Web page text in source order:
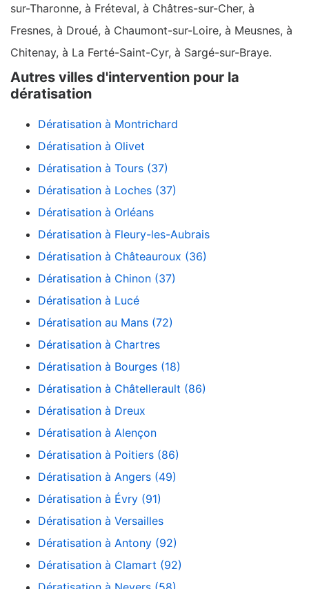
sur-Tharonne, à Fréteval, à Châtres-sur-Cher, à
Fresnes, à Droué, à Chaumont-sur-Loire, à Meusnes, à
Chitenay, à La Ferté-Saint-Cyr, à Sargé-sur-Braye.
Autres villes d'intervention pour la
dératisation
Dératisation à Montrichard
Dératisation à Olivet
Dératisation à Tours (37)
Dératisation à Loches (37)
Dératisation à Orléans
Dératisation à Fleury-les-Aubrais
Dératisation à Châteauroux (36)
Dératisation à Chinon (37)
Dératisation à Lucé
Dératisation au Mans (72)
Dératisation à Chartres
Dératisation à Bourges (18)
Dératisation à Châtellerault (86)
Dératisation à Dreux
Dératisation à Alençon
Dératisation à Poitiers (86)
Dératisation à Angers (49)
Dératisation à Évry (91)
Dératisation à Versailles
Dératisation à Antony (92)
Dératisation à Clamart (92)